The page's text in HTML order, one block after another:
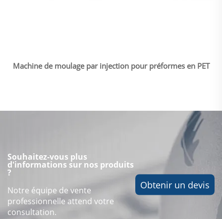
Machine de moulage par injection pour préformes en PET
Souhaitez-vous plus
d'informations sur nos produits
?
Notre équipe de vente
professionnelle attend votre
consultation.
Obtenir un devis